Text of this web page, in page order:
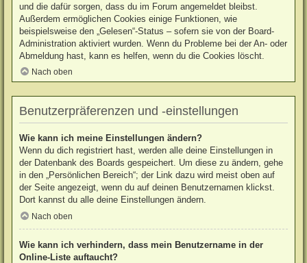
und die dafür sorgen, dass du im Forum angemeldet bleibst.
Außerdem ermöglichen Cookies einige Funktionen, wie
beispielsweise den „Gelesen“-Status – sofern sie von der Board-
Administration aktiviert wurden. Wenn du Probleme bei der An- oder
Abmeldung hast, kann es helfen, wenn du die Cookies löscht.
Nach oben
Benutzerpräferenzen und -einstellungen
Wie kann ich meine Einstellungen ändern?
Wenn du dich registriert hast, werden alle deine Einstellungen in
der Datenbank des Boards gespeichert. Um diese zu ändern, gehe
in den „Persönlichen Bereich“; der Link dazu wird meist oben auf
der Seite angezeigt, wenn du auf deinen Benutzernamen klickst.
Dort kannst du alle deine Einstellungen ändern.
Nach oben
Wie kann ich verhindern, dass mein Benutzername in der
Online-Liste auftaucht?